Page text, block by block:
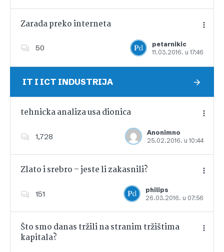
Zarada preko interneta
50
petarnikic
11.03.2016. u 17:46
Dodajte u favorite
IT I ICT INDUSTRIJA
tehnicka analiza usa dionica
1,728
Anonimno
25.02.2016. u 10:44
Dodajte u favorite
Zlato i srebro – jeste li zakasnili?
151
philips
26.03.2016. u 07:56
Dodajte u favorite
Što smo danas tržili na stranim tržištima
kapitala?